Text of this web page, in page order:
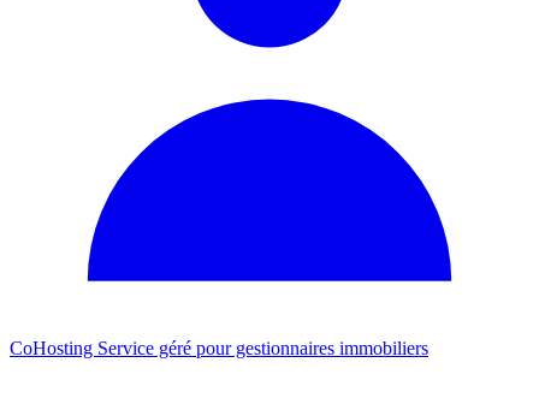
CoHosting Service géré pour gestionnaires immobiliers